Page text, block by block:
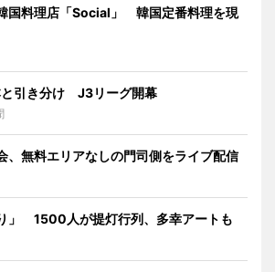
国料理店「Social」 韓国定番料理を現
と引き分け J3リーグ開幕
、無料エリアなしの門司側をライブ配信
」 1500人が提灯行列、多幸アートも